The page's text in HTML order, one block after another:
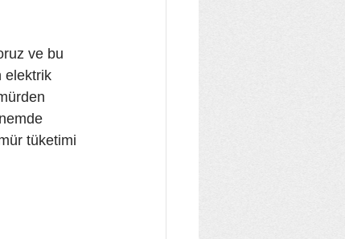
ve bu
elektrik
tüketimi